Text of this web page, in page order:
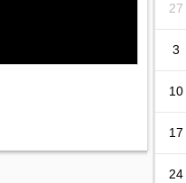
27
3
10
17
24